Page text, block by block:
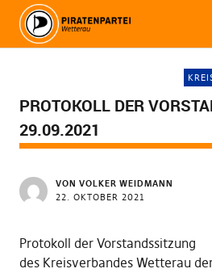
PROTOKOLL DER
29.09.2021
VON VOLKER WEIDMANN
22. OKTOBER 2021
Protokoll der Vorstandssitzung
des Kreisverbandes Wetterau